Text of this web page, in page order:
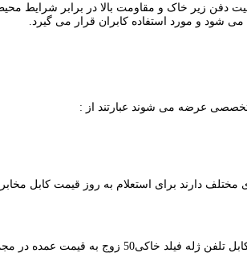
دفن زیر خاک و مقاومت بالا در برابر شرایط
شود و مورد استفاده کابران قرار می گیرد.
مختلف دارند برای استعلام به روز قیمت کابل
کارشناسان فروش انجام می گیرد.